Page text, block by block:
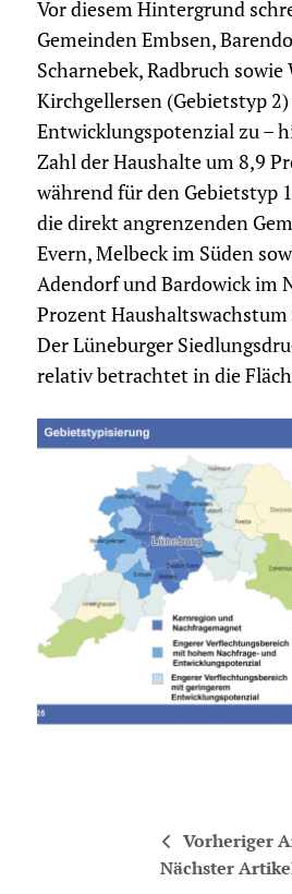
Vor diesem Hintergrund
Gemeinden Embsen,
Scharnebek, Radbruch sowie
Kirchgellersen (Gebietstyp
Entwicklungspotenzial zu –
Zahl der Haushalte um 8,9
während für den Gebietstyp
die direkt angrenzenden
Evern, Melbeck im Süden
Adendorf und Bardowick im
Prozent
Der Lüneburger
relativ betrachtet in die
Vorheriger
Nächster